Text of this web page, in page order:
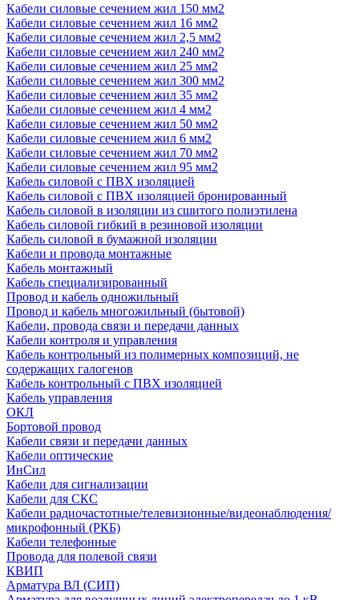
Кабели силовые сечением жил 150 мм2
Кабели силовые сечением жил 16 мм2
Кабели силовые сечением жил 2,5 мм2
Кабели силовые сечением жил 240 мм2
Кабели силовые сечением жил 25 мм2
Кабели силовые сечением жил 300 мм2
Кабели силовые сечением жил 35 мм2
Кабели силовые сечением жил 4 мм2
Кабели силовые сечением жил 50 мм2
Кабели силовые сечением жил 6 мм2
Кабели силовые сечением жил 70 мм2
Кабели силовые сечением жил 95 мм2
Кабель силовой с ПВХ изоляцией
Кабель силовой с ПВХ изоляцией бронированный
Кабель силовой в изоляции из сшитого полиэтилена
Кабель силовой гибкий в резиновой изоляции
Кабель силовой в бумажной изоляции
Кабели и провода монтажные
Кабель монтажный
Кабель специализированный
Провод и кабель одножильный
Провод и кабель многожильный (бытовой)
Кабели, провода связи и передачи данных
Кабели контроля и управления
Кабель контрольный из полимерных композиций, не
содержащих галогенов
Кабель контрольный с ПВХ изоляцией
Кабель управления
ОКЛ
Бортовой провод
Кабели связи и передачи данных
Кабели оптические
ИнСил
Кабели для сигнализации
Кабели для СКС
Кабели радиочастотные/телевизионные/видеонаблюдения/
микрофонный (РКБ)
Кабели телефонные
Провода для полевой связи
КВИП
Арматура ВЛ (СИП)